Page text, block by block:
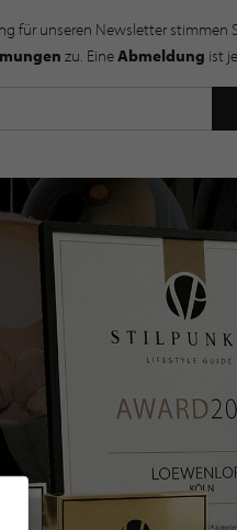
für unseren Newsletter stimmen
zu. EineAbmeldung ist